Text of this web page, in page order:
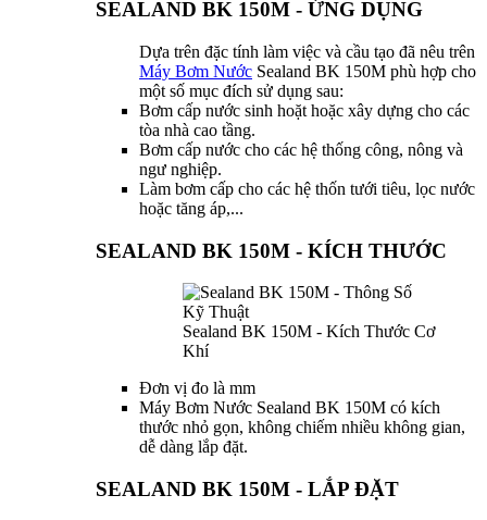
SEALAND BK 150M - ỨNG DỤNG
Dựa trên đặc tính làm việc và cầu tạo đã nêu trên
Máy Bơm Nước Sealand BK 150M phù hợp cho
một số mục đích sử dụng sau:
Bơm cấp nước sinh hoặt hoặc xây dựng cho các
tòa nhà cao tầng.
Bơm cấp nước cho các hệ thống công, nông và
ngư nghiệp.
Làm bơm cấp cho các hệ thốn tưới tiêu, lọc nước
hoặc tăng áp,...
SEALAND BK 150M - KÍCH THƯỚC
Sealand BK 150M - Kích Thước Cơ
Khí
Đơn vị đo là mm
Máy Bơm Nước Sealand BK 150M có kích
thước nhỏ gọn, không chiếm nhiều không gian,
dễ dàng lắp đặt.
SEALAND BK 150M - LẮP ĐẶT